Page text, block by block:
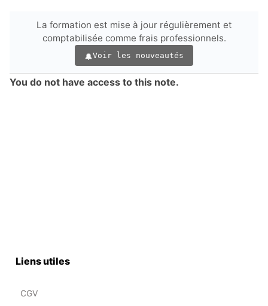
La formation est mise à jour régulièrement et
comptabilisée comme frais professionnels.
Voir les nouveautés
You do not have access to this note.
Liens utiles
CGV